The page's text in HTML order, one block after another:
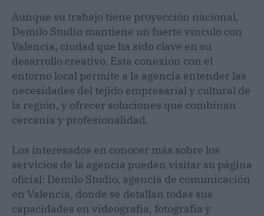
Aunque su trabajo tiene proyección nacional,
Demilo Studio mantiene un fuerte vínculo con
Valencia, ciudad que ha sido clave en su
desarrollo creativo. Esta conexión con el
entorno local permite a la agencia entender las
necesidades del tejido empresarial y cultural de
la región, y ofrecer soluciones que combinan
cercanía y profesionalidad.
Los interesados en conocer más sobre los
servicios de la agencia pueden visitar su página
oficial: Demilo Studio, agencia de comunicación
en Valencia, donde se detallan todas sus
capacidades en videografía, fotografía y